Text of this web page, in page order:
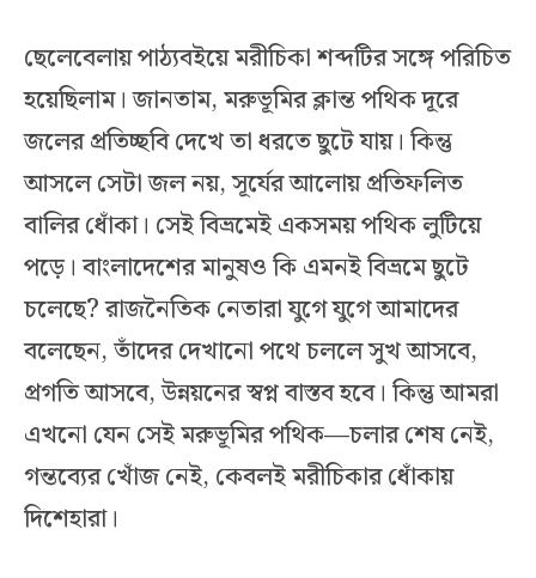
ছেলেবেলায় পাঠ্যবইয়ে মরীচিকা শব্দটির সঙ্গে পরিচিত
হয়েছিলাম। জানতাম, মরুভূমির ক্লান্ত পথিক দূরে
জলের প্রতিচ্ছবি দেখে তা ধরতে ছুটে যায়। কিন্তু
আসলে সেটা জল নয়, সূর্যের আলোয় প্রতিফলিত
বালির ধোঁকা। সেই বিভ্রমেই একসময় পথিক লুটিয়ে
পড়ে। বাংলাদেশের মানুষও কি এমনই বিভ্রমে ছুটে
চলেছে? রাজনৈতিক নেতারা যুগে যুগে আমাদের
বলেছেন, তাঁদের দেখানো পথে চললে সুখ আসবে,
প্রগতি আসবে, উন্নয়নের স্বপ্ন বাস্তব হবে। কিন্তু আমরা
এখনো যেন সেই মরুভূমির পথিক—চলার শেষ নেই,
গন্তব্যের খোঁজ নেই, কেবলই মরীচিকার ধোঁকায়
দিশেহারা।